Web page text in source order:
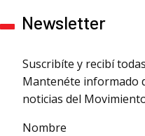
Newsletter
Suscribíte y recibí
Mantenéte informado
noticias del
Nombre